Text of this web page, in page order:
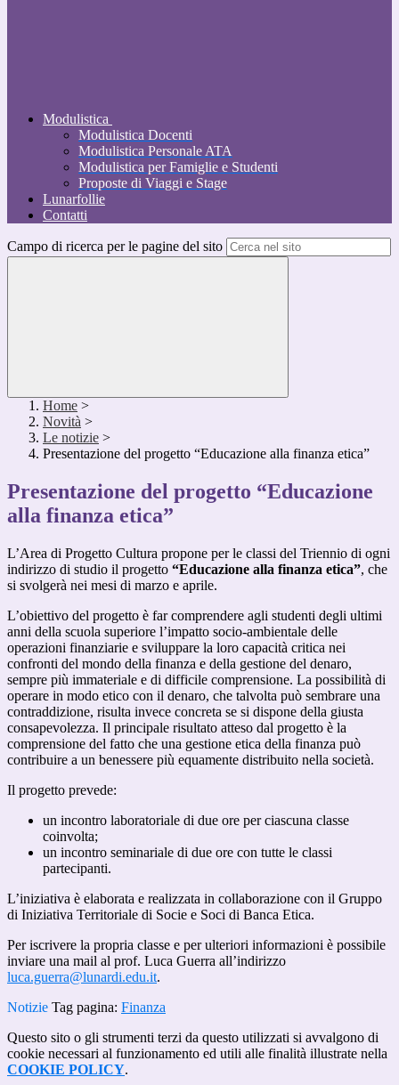
Modulistica
Modulistica Docenti
Modulistica Personale ATA
Modulistica per Famiglie e Studenti
Proposte di Viaggi e Stage
Lunarfollie
Contatti
Campo di ricerca per le pagine del sito
Home >
Novità >
Le notizie >
Presentazione del progetto “Educazione alla finanza etica”
Presentazione del progetto “Educazione
alla finanza etica”
L’Area di Progetto Cultura propone per le classi del Triennio di ogni
indirizzo di studio il progetto “Educazione alla finanza etica”, che
si svolgerà nei mesi di marzo e aprile.
L’obiettivo del progetto è far comprendere agli studenti degli ultimi
anni della scuola superiore l’impatto socio-ambientale delle
operazioni finanziarie e sviluppare la loro capacità critica nei
confronti del mondo della finanza e della gestione del denaro,
sempre più immateriale e di difficile comprensione. La possibilità di
operare in modo etico con il denaro, che talvolta può sembrare una
contraddizione, risulta invece concreta se si dispone della giusta
consapevolezza. Il principale risultato atteso dal progetto è la
comprensione del fatto che una gestione etica della finanza può
contribuire a un benessere più equamente distribuito nella società.
Il progetto prevede:
un incontro laboratoriale di due ore per ciascuna classe
coinvolta;
un incontro seminariale di due ore con tutte le classi
partecipanti.
L’iniziativa è elaborata e realizzata in collaborazione con il Gruppo
di Iniziativa Territoriale di Socie e Soci di Banca Etica.
Per iscrivere la propria classe e per ulteriori informazioni è possibile
inviare una mail al prof. Luca Guerra all’indirizzo
luca.guerra@lunardi.edu.it.
Notizie Tag pagina: Finanza
Questo sito o gli strumenti terzi da questo utilizzati si avvalgono di
cookie necessari al funzionamento ed utili alle finalità illustrate nella
COOKIE POLICY.